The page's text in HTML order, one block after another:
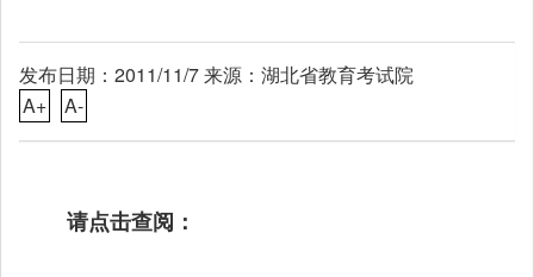
发布日期：2011/11/7 来源：湖北省教育考试院
A+
A-
请点击查阅：